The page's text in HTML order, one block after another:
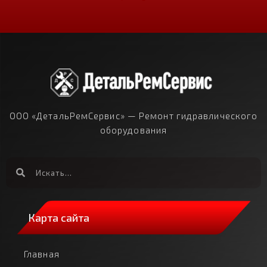
ООО «ДетальРемСервис» — Ремонт гидравлического
оборудования
Карта сайта
Главная